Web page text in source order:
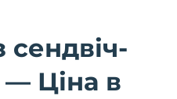
сендвіч-
Ціна в